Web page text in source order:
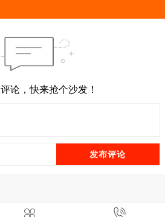
论，快来抢个沙发！
发布评论